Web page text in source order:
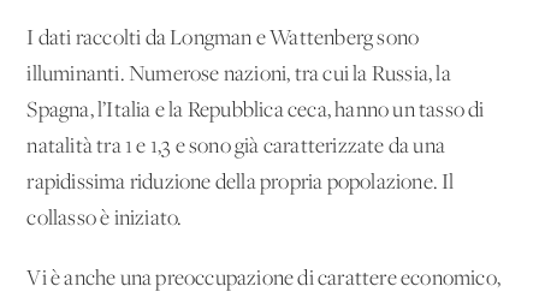
I dati raccolti da Longman e Wattenberg sono
illuminanti. Numerose nazioni, tra cui la Russia, la
Spagna, l’Italia e la Repubblica ceca, hanno un tasso di
natalità tra 1 e 1,3 e sono già caratterizzate da una
rapidissima riduzione della propria popolazione. Il
collasso è iniziato.
Vi è anche una preoccupazione di carattere economico,